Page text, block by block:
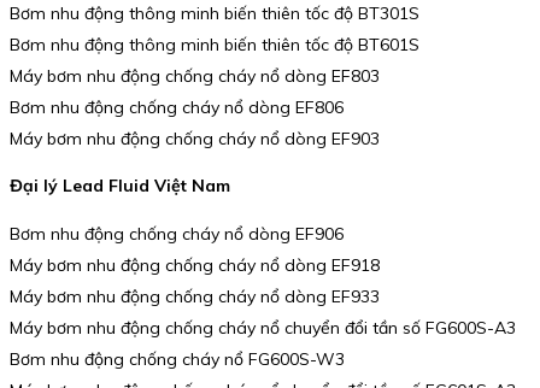
Bơm nhu động thông minh biến thiên tốc độ BT301S
Bơm nhu động thông minh biến thiên tốc độ BT601S
Máy bơm nhu động chống cháy nổ dòng EF803
Bơm nhu động chống cháy nổ dòng EF806
Máy bơm nhu động chống cháy nổ dòng EF903
Đại lý Lead Fluid Việt Nam
Bơm nhu động chống cháy nổ dòng EF906
Máy bơm nhu động chống cháy nổ dòng EF918
Máy bơm nhu động chống cháy nổ dòng EF933
Máy bơm nhu động chống cháy nổ chuyển đổi tần số FG600S-A3
Bơm nhu động chống cháy nổ FG600S-W3